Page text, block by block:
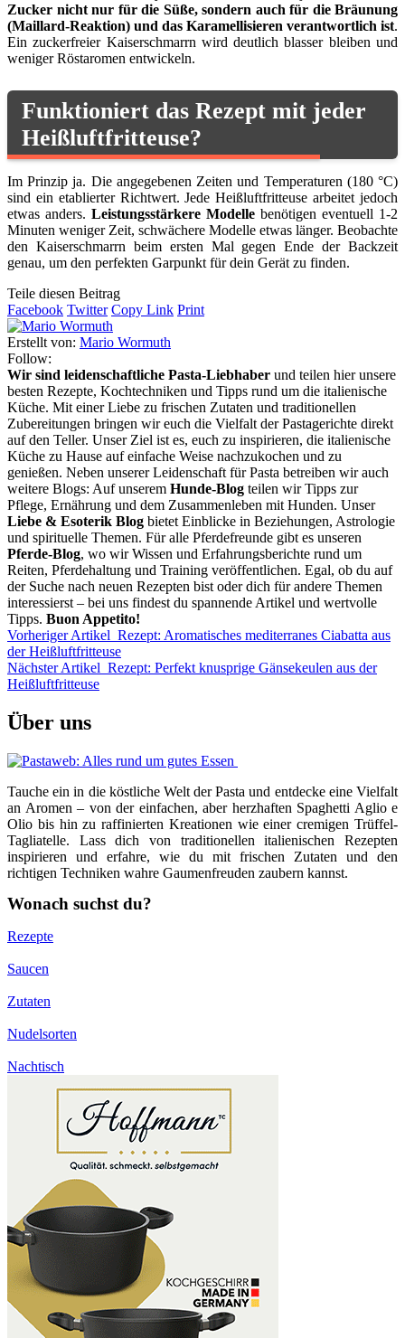
Zucker nicht nur für die Süße, sondern auch für die Bräunung
(Maillard-Reaktion) und das Karamellisieren verantwortlich ist.
Ein zuckerfreier Kaiserschmarrn wird deutlich blasser bleiben und
weniger Röstaromen entwickeln.
Funktioniert das Rezept mit jeder
Heißluftfritteuse?
Im Prinzip ja. Die angegebenen Zeiten und Temperaturen (180 °C)
sind ein etablierter Richtwert. Jede Heißluftfritteuse arbeitet jedoch
etwas anders. Leistungsstärkere Modelle benötigen eventuell 1-2
Minuten weniger Zeit, schwächere Modelle etwas länger. Beobachte
den Kaiserschmarrn beim ersten Mal gegen Ende der Backzeit
genau, um den perfekten Garpunkt für dein Gerät zu finden.
Teile diesen Beitrag
Facebook Twitter Copy Link Print
Erstellt von: Mario Wormuth
Follow:
Wir sind leidenschaftliche Pasta-Liebhaber und teilen hier unsere
besten Rezepte, Kochtechniken und Tipps rund um die italienische
Küche. Mit einer Liebe zu frischen Zutaten und traditionellen
Zubereitungen bringen wir euch die Vielfalt der Pastagerichte direkt
auf den Teller. Unser Ziel ist es, euch zu inspirieren, die italienische
Küche zu Hause auf einfache Weise nachzukochen und zu
genießen. Neben unserer Leidenschaft für Pasta betreiben wir auch
weitere Blogs: Auf unserem Hunde-Blog teilen wir Tipps zur
Pflege, Ernährung und dem Zusammenleben mit Hunden. Unser
Liebe & Esoterik Blog bietet Einblicke in Beziehungen, Astrologie
und spirituelle Themen. Für alle Pferdefreunde gibt es unseren
Pferde-Blog, wo wir Wissen und Erfahrungsberichte rund um
Reiten, Pferdehaltung und Training veröffentlichen. Egal, ob du auf
der Suche nach neuen Rezepten bist oder dich für andere Themen
interessierst – bei uns findest du spannende Artikel und wertvolle
Tipps. Buon Appetito!
Vorheriger Artikel Rezept: Aromatisches mediterranes Ciabatta aus
der Heißluftfritteuse
Nächster Artikel Rezept: Perfekt knusprige Gänsekeulen aus der
Heißluftfritteuse
Über uns
Tauche ein in die köstliche Welt der Pasta und entdecke eine Vielfalt
an Aromen – von der einfachen, aber herzhaften Spaghetti Aglio e
Olio bis hin zu raffinierten Kreationen wie einer cremigen Trüffel-
Tagliatelle. Lass dich von traditionellen italienischen Rezepten
inspirieren und erfahre, wie du mit frischen Zutaten und den
richtigen Techniken wahre Gaumenfreuden zaubern kannst.
Wonach suchst du?
Rezepte
Saucen
Zutaten
Nudelsorten
Nachtisch